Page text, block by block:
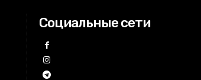
Социальные сети